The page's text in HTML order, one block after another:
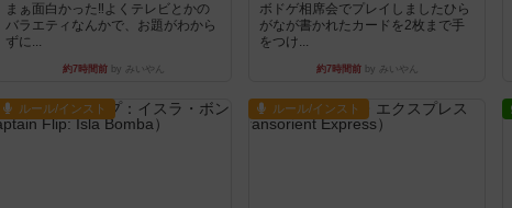
まぁ面白かった‼️よくテレビとかの
バラエティなんかで、お題がわから
ずに...
約7時間前by みいやん
ボドゲ相席会でプレイしましたひら
がなが書かれたカードを2枚まで手
をつけ...
約7時間前by みいやん
ルール/インスト ルール/インスト